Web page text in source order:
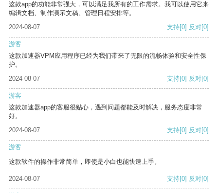
这款app的功能非常强大，可以满足我所有的工作需求。我可以使用它来
编辑文档、制作演示文稿、管理日程安排等。
2024-08-07
支持[0] 反对[0]
游客
这款加速器VPM应用程序已经为我们带来了无限的流畅体验和安全性保
护。
2024-08-07
支持[0] 反对[0]
游客
这款加速器app的客服很贴心，遇到问题都能及时解决，服务态度非常
好。
2024-08-07
支持[0] 反对[0]
游客
这款软件的操作非常简单，即使是小白也能快速上手。
2024-08-07 支持[0] 反对[0]